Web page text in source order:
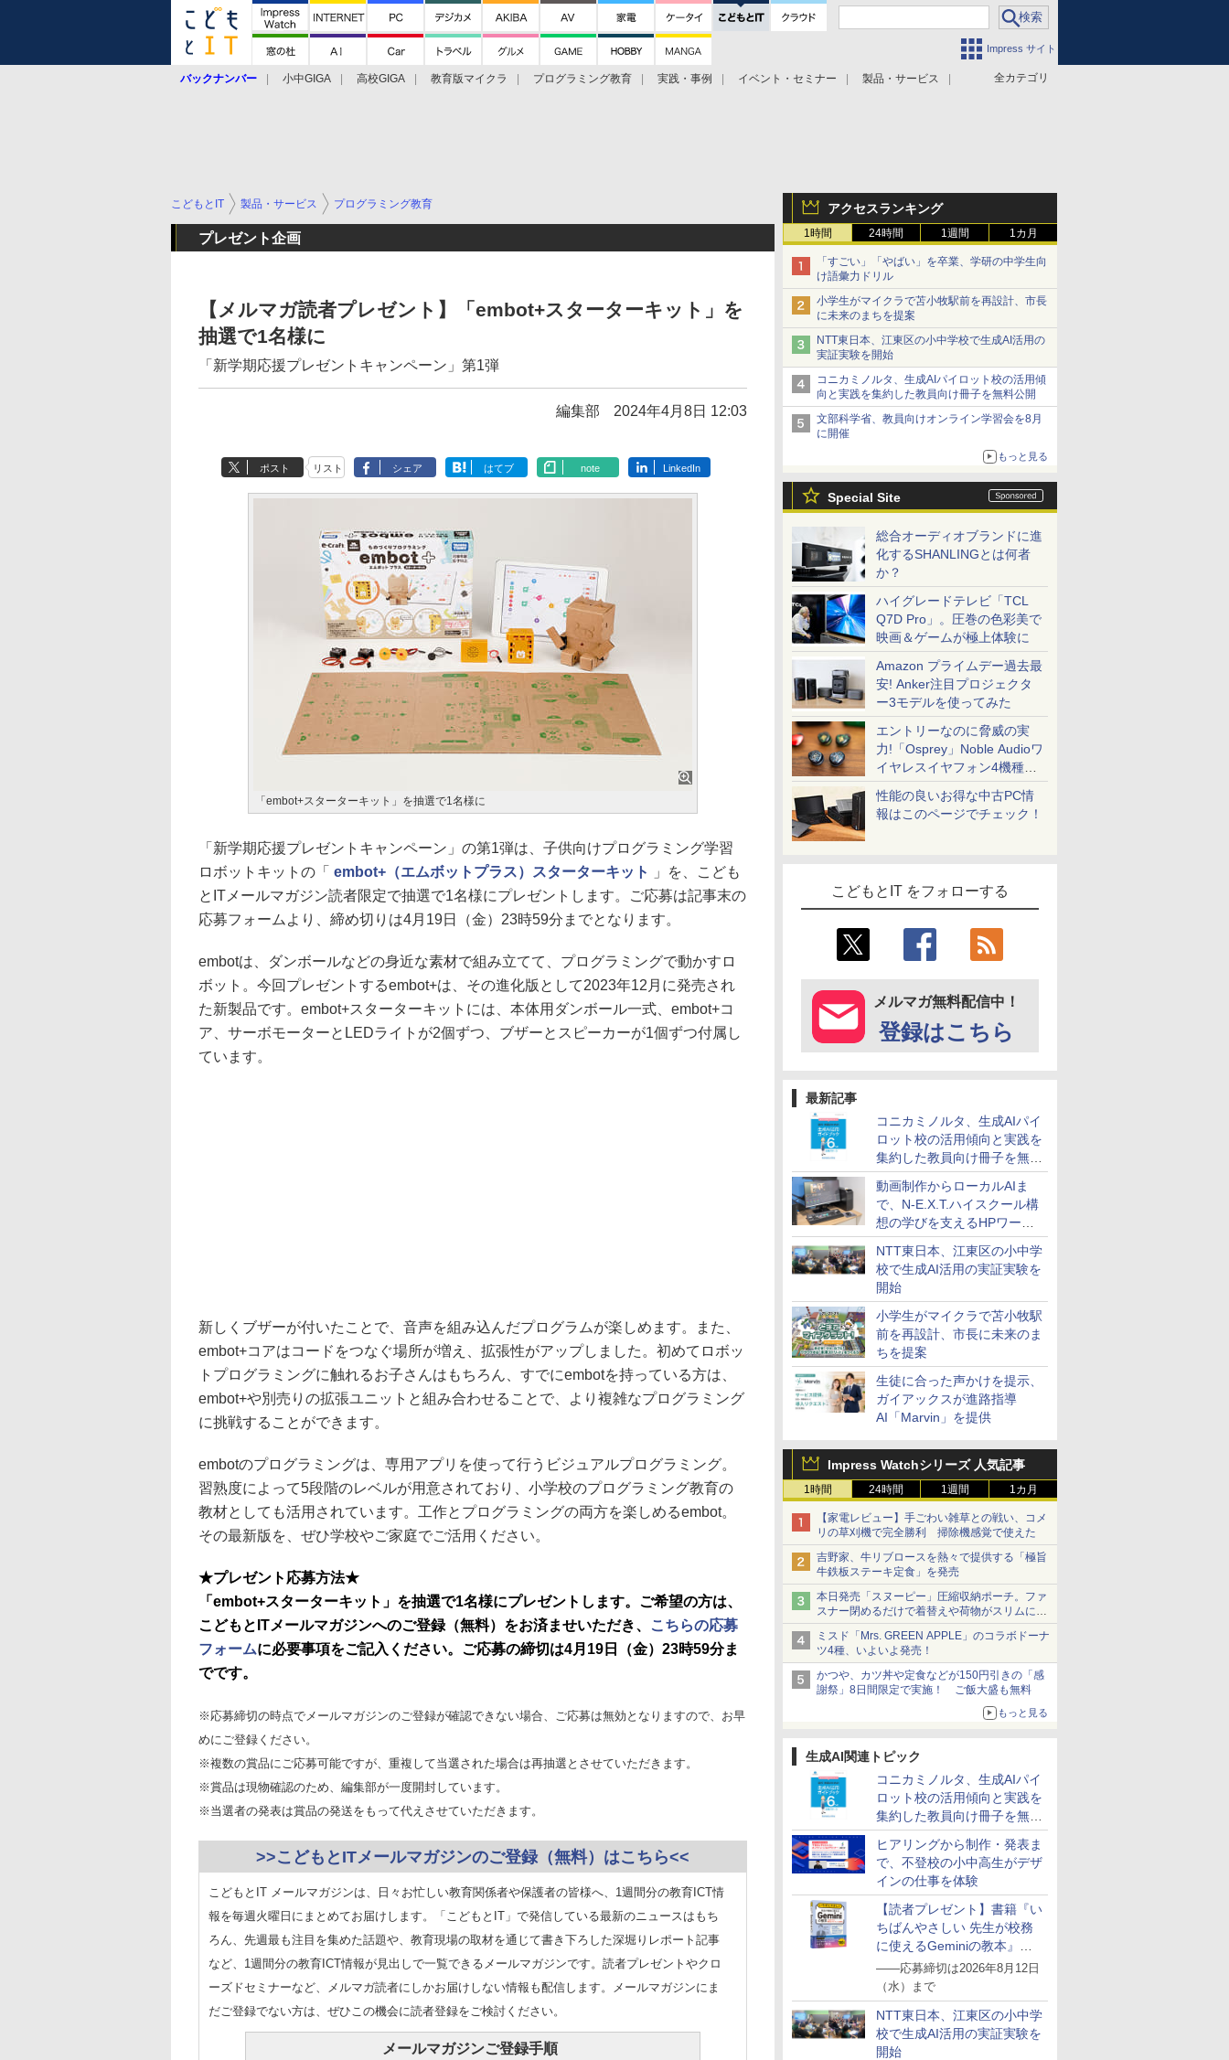
Impress サイト
全カテゴリ
バックナンバー 小中GIGA 高校GIGA 教育版マイクラ プログラミング教育 実践・事例 イベント・セミナー 製品・サービス
アクセスランキング
1時間 24時間 1週間 1カ月
「すごい」「やばい」を卒業、学研の中学生向
け語彙力ドリル
小学生がマイクラで苫小牧駅前を再設計、市長
に未来のまちを提案
NTT東日本、江東区の小中学校で生成AI活用の
実証実験を開始
コニカミノルタ、生成AIパイロット校の活用傾
向と実践を集約した教員向け冊子を無料公開
文部科学省、教員向けオンライン学習会を8月
に開催
もっと見る
Special Site
総合オーディオブランドに進
化するSHANLINGとは何者
か？
ハイグレードテレビ「TCL
Q7D Pro」。圧巻の色彩美で
映画＆ゲームが極上体験に
Amazon プライムデー過去最
安! Anker注目プロジェクタ
ー3モデルを使ってみた
エントリーなのに脅威の実
力!「Osprey」Noble Audioワ
イヤレスイヤフォン4機種を
一気に聴く
性能の良いお得な中古PC情
報はこのページでチェック！
こどもとIT をフォローする
メルマガ無料配信中！
登録はこちら
最新記事
コニカミノルタ、生成AIパイ
ロット校の活用傾向と実践を
集約した教員向け冊子を無料
公開
動画制作からローカルAIま
で、N-E.X.T.ハイスクール構
想の学びを支えるHPワーク
ステーション
NTT東日本、江東区の小中学
校で生成AI活用の実証実験を
開始
小学生がマイクラで苫小牧駅
前を再設計、市長に未来のま
ちを提案
生徒に合った声かけを提示、
ガイアックスが進路指導
AI「Marvin」を提供
Impress Watchシリーズ 人気記事
1時間 24時間 1週間 1カ月
【家電レビュー】手ごわい雑草との戦い、コメ
リの草刈機で完全勝利 掃除機感覚で使えた
吉野家、牛リブロースを熱々で提供する「極旨
牛鉄板ステーキ定食」を発売
本日発売「スヌーピー」圧縮収納ポーチ。ファ
スナー閉めるだけで着替えや荷物がスリムにま
とまる
ミスド「Mrs. GREEN APPLE」のコラボドーナ
ツ4種、いよいよ発売！
かつや、カツ丼や定食などが150円引きの「感
謝祭」8日間限定で実施！ ご飯大盛も無料
もっと見る
生成AI関連トピック
コニカミノルタ、生成AIパイ
ロット校の活用傾向と実践を
集約した教員向け冊子を無料
公開
ヒアリングから制作・発表ま
で、不登校の小中高生がデザ
インの仕事を体験
【読者プレゼント】書籍『い
ちばんやさしい 先生が校務
に使えるGeminiの教本』を
抽選で5名様にプレゼント
――応募締切は2026年8月12日
（水）まで
NTT東日本、江東区の小中学
校で生成AI活用の実証実験を
開始
こどもとIT 製品・サービス プログラミング教育
プレゼント企画
【メルマガ読者プレゼント】「embot+スターターキット」を
抽選で1名様に
「新学期応援プレゼントキャンペーン」第1弾
編集部 2024年4月8日 12:03
ポスト リスト シェア はてブ note LinkedIn
「embot+スターターキット」を抽選で1名様に
「新学期応援プレゼントキャンペーン」の第1弾は、子供向けプログラミング学習
ロボットキットの「 embot+（エムボットプラス）スターターキット
」を、こども
とITメールマガジン読者限定で抽選で1名様にプレゼントします。ご応募は記事末の
応募フォームより、締め切りは4月19日（金）23時59分までとなります。
embotは、ダンボールなどの身近な素材で組み立てて、プログラミングで動かすロ
ボット。今回プレゼントするembot+は、その進化版として2023年12月に発売され
た新製品です。embot+スターターキットには、本体用ダンボール一式、embot+コ
ア、サーボモーターとLEDライトが2個ずつ、ブザーとスピーカーが1個ずつ付属し
ています。
新しくブザーが付いたことで、音声を組み込んだプログラムが楽しめます。また、
embot+コアはコードをつなぐ場所が増え、拡張性がアップしました。初めてロボッ
トプログラミングに触れるお子さんはもちろん、すでにembotを持っている方は、
embot+や別売りの拡張ユニットと組み合わせることで、より複雑なプログラミング
に挑戦することができます。
embotのプログラミングは、専用アプリを使って行うビジュアルプログラミング。
習熟度によって5段階のレベルが用意されており、小学校のプログラミング教育の
教材としても活用されています。工作とプログラミングの両方を楽しめるembot。
その最新版を、ぜひ学校やご家庭でご活用ください。
★プレゼント応募方法★
「embot+スターターキット」を抽選で1名様にプレゼントします。ご希望の方は、
こどもとITメールマガジンへのご登録（無料）をお済ませいただき、
こちらの応募
フォームに必要事項をご記入ください。ご応募の締切は4月19日（金）23時59分ま
でです。
※応募締切の時点でメールマガジンのご登録が確認できない場合、ご応募は無効となりますので、お早
めにご登録ください。
※複数の賞品にご応募可能ですが、重複して当選された場合は再抽選とさせていただきます。
※賞品は現物確認のため、編集部が一度開封しています。
※当選者の発表は賞品の発送をもって代えさせていただきます。
>>こどもとITメールマガジンのご登録（無料）はこちら<<
こどもとIT メールマガジンは、日々お忙しい教育関係者や保護者の皆様へ、1週間分の教育ICT情
報を毎週火曜日にまとめてお届けします。「こどもとIT」で発信している最新のニュースはもち
ろん、先週最も注目を集めた話題や、教育現場の取材を通じて書き下ろした深堀りレポート記事
など、1週間分の教育ICT情報が見出しで一覧できるメールマガジンです。読者プレゼントやクロ
ーズドセミナーなど、メルマガ読者にしかお届けしない情報も配信します。メールマガジンにま
だご登録でない方は、ぜひこの機会に読者登録をご検討ください。
メールマガジンご登録手順